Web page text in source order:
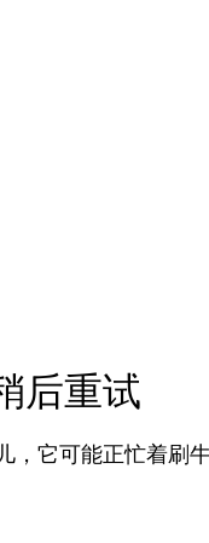
后重试
，它可能正忙着刷